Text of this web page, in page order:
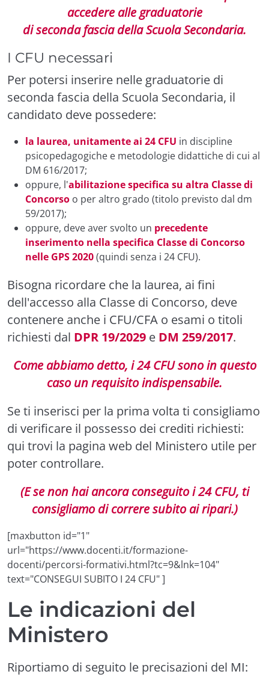
accedere alle graduatorie
di seconda fascia della Scuola Secondaria.
I CFU necessari
Per potersi inserire nelle graduatorie di
seconda fascia della Scuola Secondaria, il
candidato deve possedere:
la laurea, unitamente ai 24 CFU in discipline
psicopedagogiche e metodologie didattiche di cui al
DM 616/2017;
oppure, l'abilitazione specifica su altra Classe di
Concorso o per altro grado (titolo previsto dal dm
59/2017);
oppure, deve aver svolto un precedente
inserimento nella specifica Classe di Concorso
nelle GPS 2020(quindi senza i 24 CFU).
Bisogna ricordare che la laurea, ai fini
dell'accesso alla Classe di Concorso, deve
contenere anche i CFU/CFA o esami o titoli
richiesti dal DPR 19/2029 e DM 259/2017.
Come abbiamo detto, i 24 CFU sono in questo
caso un requisito indispensabile.
Se ti inserisci per la prima volta ti consigliamo
di verificare il possesso dei crediti richiesti:
qui trovi la pagina web del Ministero utile per
poter controllare.
(E se non hai ancora conseguito i 24 CFU, ti
consigliamo di correre subito ai ripari.)
[maxbutton id="1"
url="https://www.docenti.it/formazione-
docenti/percorsi-formativi.html?tc=9&lnk=104"
text="CONSEGUI SUBITO I 24 CFU" ]
Le indicazioni del
Ministero
Riportiamo di seguito le precisazioni del MI: